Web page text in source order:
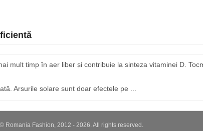
mult timp în aer liber și contribuie la sinteza vitaminei D.
Arsurile solare sunt doar efectele pe ...
© Romania Fashion, 2012 - 2026. All rights reserved.